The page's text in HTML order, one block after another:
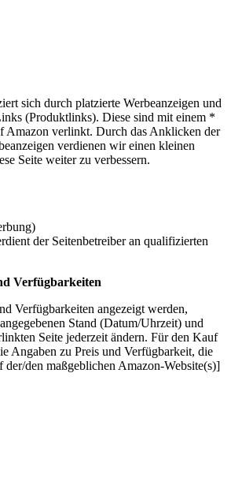
sich durch platzierte Werbeanzeigen und
(Produktlinks). Diese sind mit einem *
Amazon verlinkt. Durch das Anklicken der
verdienen wir einen kleinen
Seite weiter zu verbessern.
der Seitenbetreiber an qualifizierten
Verfügbarkeiten
Verfügbarkeiten angezeigt werden,
Stand (Datum/Uhrzeit) und
Seite jederzeit ändern. Für den Kauf
Angaben zu Preis und Verfügbarkeit, die
den maßgeblichen Amazon-Website(s)]